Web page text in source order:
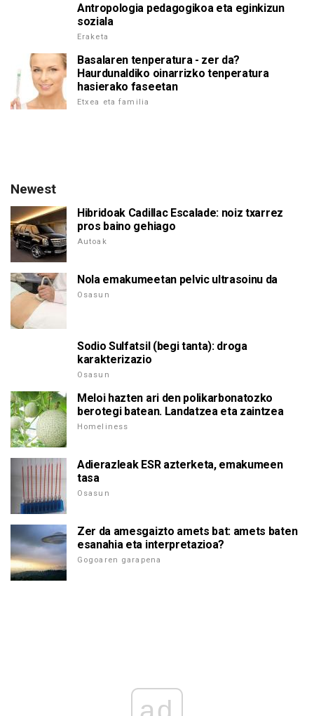
Antropologia pedagogikoa eta eginkizun
soziala
Eraketa
Basalaren tenperatura - zer da?
Haurdunaldiko oinarrizko tenperatura
hasierako faseetan
Etxea eta familia
Newest
Hibridoak Cadillac Escalade: noiz txarrez
pros baino gehiago
Autoak
Nola emakumeetan pelvic ultrasoinu da
Osasun
Sodio Sulfatsil (begi tanta): droga
karakterizazio
Osasun
Meloi hazten ari den polikarbonatozko
berotegi batean. Landatzea eta zaintzea
Homeliness
Adierazleak ESR azterketa, emakumeen
tasa
Osasun
Zer da amesgaizto amets bat: amets baten
esanahia eta interpretazioa?
Gogoaren garapena